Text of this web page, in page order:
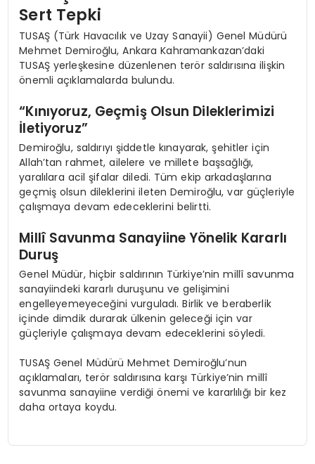
Sert Tepki
TUSAŞ (Türk Havacılık ve Uzay Sanayii) Genel Müdürü
Mehmet Demiroğlu, Ankara Kahramankazan’daki
TUSAŞ yerleşkesine düzenlenen terör saldırısına ilişkin
önemli açıklamalarda bulundu.
“Kınıyoruz, Geçmiş Olsun Dileklerimizi
İletiyoruz”
Demiroğlu, saldırıyı şiddetle kınayarak, şehitler için
Allah’tan rahmet, ailelere ve millete başsağlığı,
yaralılara acil şifalar diledi. Tüm ekip arkadaşlarına
geçmiş olsun dileklerini ileten Demiroğlu, var güçleriyle
çalışmaya devam edeceklerini belirtti.
Millî Savunma Sanayiine Yönelik Kararlı
Duruş
Genel Müdür, hiçbir saldırının Türkiye’nin millî savunma
sanayiindeki kararlı duruşunu ve gelişimini
engelleyemeyeceğini vurguladı. Birlik ve beraberlik
içinde dimdik durarak ülkenin geleceği için var
güçleriyle çalışmaya devam edeceklerini söyledi.
TUSAŞ Genel Müdürü Mehmet Demiroğlu’nun
açıklamaları, terör saldırısına karşı Türkiye’nin millî
savunma sanayiine verdiği önemi ve kararlılığı bir kez
daha ortaya koydu.